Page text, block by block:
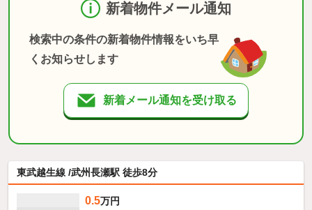
新着物件メール通知
検索中の条件の新着物件情報をいち早
くお知らせします
新着メール通知を受け取る
東武越生線 /武州長瀬駅 徒歩8分
0.5万円